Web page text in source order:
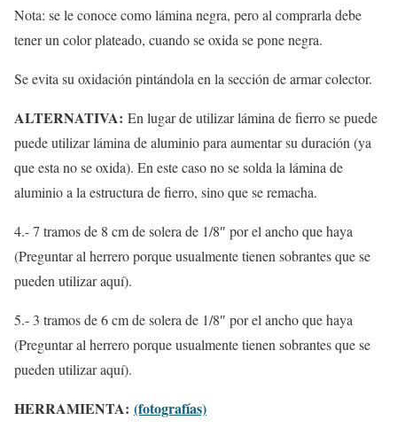
Nota: se le conoce como lámina negra, pero al comprarla debe
tener un color plateado, cuando se oxida se pone negra.
Se evita su oxidación pintándola en la sección de armar colector.
ALTERNATIVA: En lugar de utilizar lámina de fierro se puede
puede utilizar lámina de aluminio para aumentar su duración (ya
que esta no se oxida). En este caso no se solda la lámina de
aluminio a la estructura de fierro, sino que se remacha.
4.- 7 tramos de 8 cm de solera de 1/8″ por el ancho que haya
(Preguntar al herrero porque usualmente tienen sobrantes que se
pueden utilizar aquí).
5.- 3 tramos de 6 cm de solera de 1/8″ por el ancho que haya
(Preguntar al herrero porque usualmente tienen sobrantes que se
pueden utilizar aquí).
HERRAMIENTA: (fotografías)